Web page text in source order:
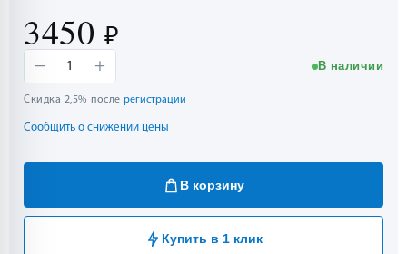
3450 ₽
− 1 + В наличии
Скидка 2,5% после регистрации
Сообщить о снижении цены
В корзину
Купить в 1 клик